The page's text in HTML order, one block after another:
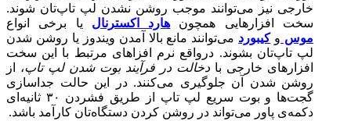
خارجی نیز می‌توانند موجب روشن نشدن لپ تاپ‌تان شوند.
سخت افزارهایی همچون هارد اکسترنال یا برخی انواع
موس‌ وکیبورد می‌توانند مانع بالا آمدن ویندوز یا روشن شدن
لپ تاپ‌تان بشوند. درواقع نرم ‌افزاهای مرتبط با این سخت‌
افزارهای خارجی با دخالت در فرآیند بوت شدن لپ تاپ، از
روشن شدن آن جلوگیری می‌کنند. در این حالت جداسازی
گجت‌ها و بوت سریع لپ تاپ از طریق فشردن ۳۰ ثانیه‌ای
دکمه‌ی پاور می‌تواند در روشن کردن دستگاه‌تان کارآمد باشد.